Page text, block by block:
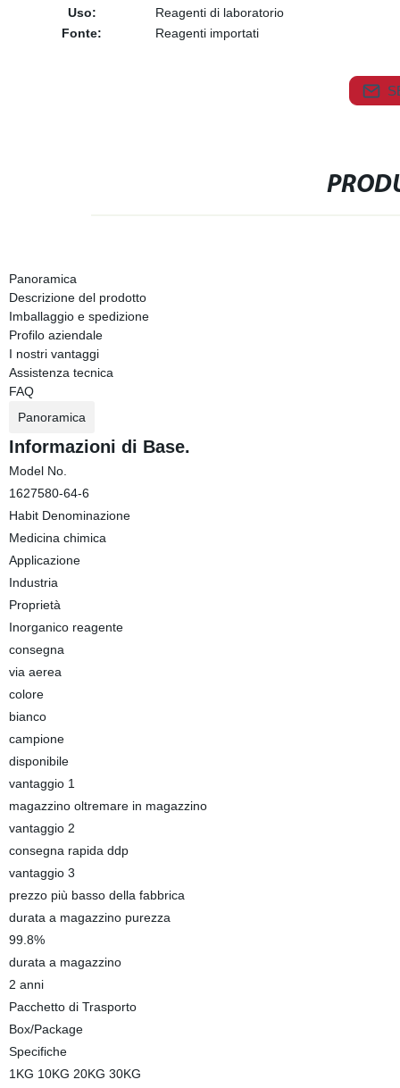
Uso:
Reagenti di laboratorio
Fonte:
Reagenti importati
Panoramica
Descrizione del prodotto
Imballaggio e spedizione
Profilo aziendale
I nostri vantaggi
Assistenza tecnica
FAQ
Panoramica
Informazioni di Base.
Model No.
1627580-64-6
Habit Denominazione
Medicina chimica
Applicazione
Industria
Proprietà
Inorganico reagente
consegna
via aerea
colore
bianco
campione
disponibile
vantaggio 1
magazzino oltremare in magazzino
vantaggio 2
consegna rapida ddp
vantaggio 3
prezzo più basso della fabbrica
durata a magazzino purezza
99.8%
durata a magazzino
2 anni
Pacchetto di Trasporto
Box/Package
Specifiche
1KG 10KG 20KG 30KG